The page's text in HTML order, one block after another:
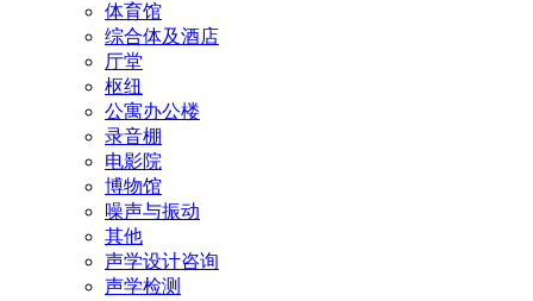
体育馆
综合体及酒店
厅堂
枢纽
公寓办公楼
录音棚
电影院
博物馆
噪声与振动
其他
声学设计咨询
声学检测